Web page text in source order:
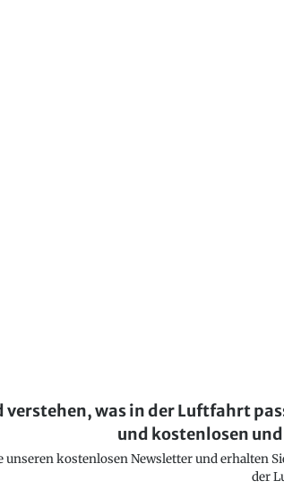
verstehen, was in der Luftfahrt
und kostenlosen
unseren kostenlosen Newsletter und erhalten
der